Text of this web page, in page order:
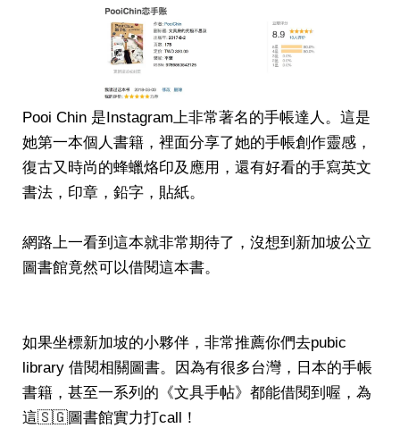
Pooi Chin 是Instagram上非常著名的手帳達人。這是
她第一本個人書籍，裡面分享了她的手帳創作靈感，
復古又時尚的蜂蠟烙印及應用，還有好看的手寫英文
書法，印章，鉛字，貼紙。
網路上一看到這本就非常期待了，沒想到新加坡公立
圖書館竟然可以借閱這本書。
如果坐標新加坡的小夥伴，非常推薦你們去pubic
library 借閱相關圖書。因為有很多台灣，日本的手帳
書籍，甚至一系列的《文具手帖》都能借閱到喔，為
這🇸🇬圖書館實力打call！